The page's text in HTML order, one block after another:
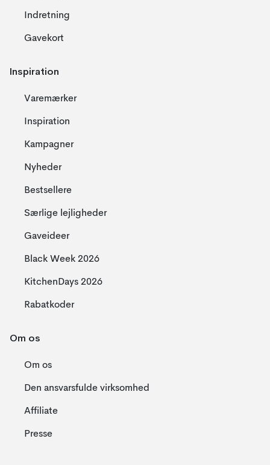
Indretning
Gavekort
Inspiration
Varemærker
Inspiration
Kampagner
Nyheder
Bestsellere
Særlige lejligheder
Gaveideer
Black Week 2026
KitchenDays 2026
Rabatkoder
Om os
Om os
Den ansvarsfulde virksomhed
Affiliate
Presse